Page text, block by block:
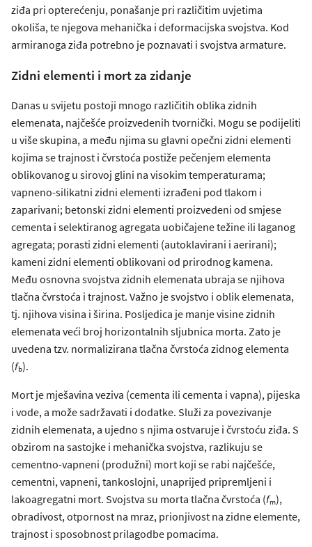
ziđa pri opterećenju, ponašanje pri različitim uvjetima
okoliša, te njegova mehanička i deformacijska svojstva. Kod
armiranoga ziđa potrebno je poznavati i svojstva armature.
Zidni elementi i mort za zidanje
Danas u svijetu postoji mnogo različitih oblika zidnih
elemenata, najčešće proizvedenih tvornički. Mogu se podijeliti
u više skupina, a među njima su glavni opečni zidni elementi
kojima se trajnost i čvrstoća postiže pečenjem elementa
oblikovanog u sirovoj glini na visokim temperaturama;
vapneno-silikatni zidni elementi izrađeni pod tlakom i
zaparivani; betonski zidni elementi proizvedeni od smjese
cementa i selektiranog agregata uobičajene težine ili laganog
agregata; porasti zidni elementi (autoklavirani i aerirani);
kameni zidni elementi oblikovani od prirodnog kamena.
Među osnovna svojstva zidnih elemenata ubraja se njihova
tlačna čvrstoća i trajnost. Važno je svojstvo i oblik elemenata,
tj. njihova visina i širina. Posljedica je manje visine zidnih
elemenata veći broj horizontalnih sljubnica morta. Zato je
uvedena tzv. normalizirana tlačna čvrstoća zidnog elementa
(fb).
Mort je mješavina veziva (cementa ili cementa i vapna), pijeska
i vode, a može sadržavati i dodatke. Služi za povezivanje
zidnih elemenata, a ujedno s njima ostvaruje i čvrstoću ziđa. S
obzirom na sastojke i mehanička svojstva, razlikuju se
cementno-vapneni (produžni) mort koji se rabi najčešće,
cementni, vapneni, tankoslojni, unaprijed pripremljeni i
lakoagregatni mort. Svojstva su morta tlačna čvrstoća (fm),
obradivost, otpornost na mraz, prionjivost na zidne elemente,
trajnost i sposobnost prilagodbe pomacima.